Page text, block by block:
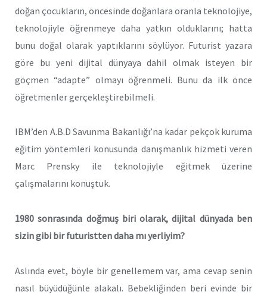
doğan çocukların, öncesinde doğanlara oranla teknolojiye,
teknolojiyle öğrenmeye daha yatkın olduklarını; hatta
bunu doğal olarak yaptıklarını söylüyor. Futurist yazara
göre bu yeni dijital dünyaya dahil olmak isteyen bir
göçmen “adapte” olmayı öğrenmeli. Bunu da ilk önce
öğretmenler gerçekleştirebilmeli.
IBM’den A.B.D Savunma Bakanlığı’na kadar pekçok kuruma
eğitim yöntemleri konusunda danışmanlık hizmeti veren
Marc Prensky ile teknolojiyle eğitmek üzerine
çalışmalarını konuştuk.
1980 sonrasında doğmuş biri olarak, dijital dünyada ben
sizin gibi bir futuristten daha mı yerliyim?
Aslında evet, böyle bir genellemem var, ama cevap senin
nasıl büyüdüğünle alakalı. Bebekliğinden beri evinde bir